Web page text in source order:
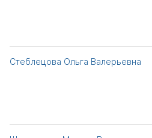
Стеблецова Ольга Валерьевна